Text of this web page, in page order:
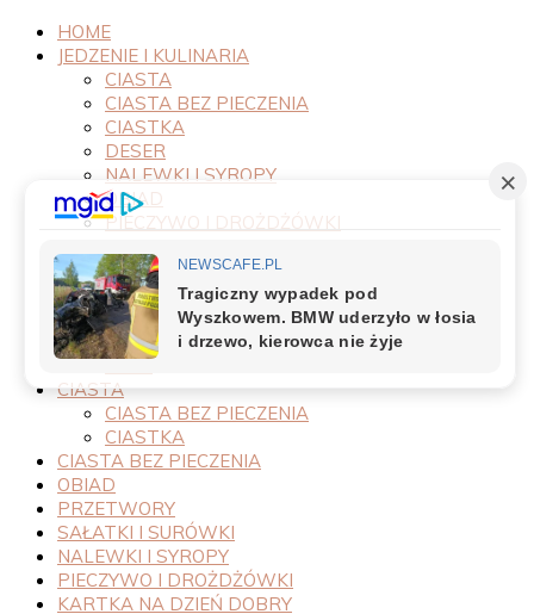
HOME
JEDZENIE I KULINARIA
CIASTA
CIASTA BEZ PIECZENIA
CIASTKA
DESER
NALEWKI I SYROPY
OBIAD
PIECZYWO I DROŻDŻÓWKI
PRZEPISY
PRZETWORY
PRZYSTAWKI
SAŁATKI I SURÓWKI
SOSY
CIASTA
CIASTA BEZ PIECZENIA
CIASTKA
CIASTA BEZ PIECZENIA
OBIAD
PRZETWORY
SAŁATKI I SURÓWKI
NALEWKI I SYROPY
PIECZYWO I DROŻDŻÓWKI
KARTKA NA DZIEŃ DOBRY